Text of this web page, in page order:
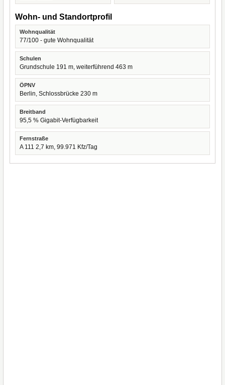
Wohn- und Standortprofil
Wohnqualität
77/100 - gute Wohnqualität
Schulen
Grundschule 191 m, weiterführend 463 m
ÖPNV
Berlin, Schlossbrücke 230 m
Breitband
95,5 % Gigabit-Verfügbarkeit
Fernstraße
A 111 2,7 km, 99.971 Kfz/Tag